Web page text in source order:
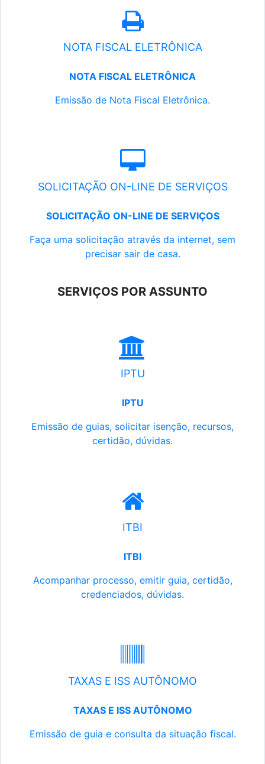
NOTA FISCAL ELETRÔNICA
NOTA FISCAL ELETRÔNICA
Emissão de Nota Fiscal Eletrônica.
SOLICITAÇÃO ON-LINE DE SERVIÇOS
SOLICITAÇÃO ON-LINE DE SERVIÇOS
Faça uma solicitação através da internet, sem
precisar sair de casa.
SERVIÇOS POR ASSUNTO
IPTU
IPTU
Emissão de guias, solicitar isenção, recursos,
certidão, dúvidas.
ITBI
ITBI
Acompanhar processo, emitir guia, certidão,
credenciados, dúvidas.
TAXAS E ISS AUTÔNOMO
TAXAS E ISS AUTÔNOMO
Emissão de guia e consulta da situação fiscal.